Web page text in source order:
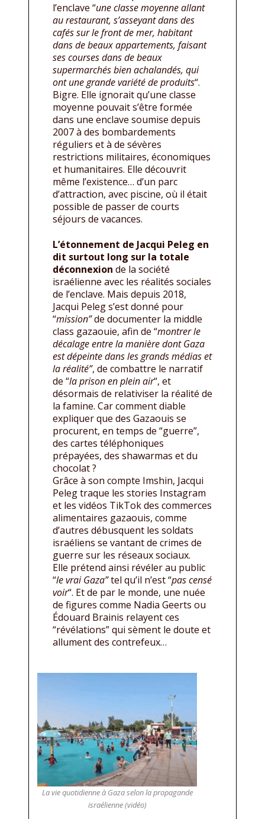
l’enclave “une classe moyenne allant
au restaurant, s’asseyant dans des
cafés sur le front de mer, habitant
dans de beaux appartements, faisant
ses courses dans de beaux
supermarchés bien achalandés, qui
ont une grande variété de produits“.
Bigre. Elle ignorait qu’une classe
moyenne pouvait s’être formée
dans une enclave soumise depuis
2007 à des bombardements
réguliers et à de sévères
restrictions militaires, économiques
et humanitaires. Elle découvrit
même l’existence… d’un parc
d’attraction, avec piscine, où il était
possible de passer de courts
séjours de vacances.
L’étonnement de Jacqui Peleg en
dit surtout long sur la totale
déconnexion de la société
israélienne avec les réalités sociales
de l’enclave. Mais depuis 2018,
Jacqui Peleg s’est donné pour
“mission”de documenter la middle
class gazaouie, afin de “montrer le
décalage entre la manière dont Gaza
est dépeinte dans les grands médias et
la réalité”, de combattre le narratif
de “la prison en plein air“, et
désormais de relativiser la réalité de
la famine. Car comment diable
expliquer que des Gazaouis se
procurent, en temps de “guerre”,
des cartes téléphoniques
prépayées, des shawarmas et du
chocolat ?
Grâce à son compte Imshin, Jacqui
Peleg traque les stories Instagram
et les vidéos TikTok des commerces
alimentaires gazaouis, comme
d’autres débusquent les soldats
israéliens se vantant de crimes de
guerre sur les réseaux sociaux.
Elle prétend ainsi révéler au public
“le vrai Gaza”tel qu’il n’est “pas censé
voir“. Et de par le monde, une nuée
de figures comme Nadia Geerts ou
Édouard Brainis relayent ces
“révélations” qui sèment le doute et
allument des contrefeux…
La vie quotidienne à Gaza selon la propagande
israélienne (vidéo)